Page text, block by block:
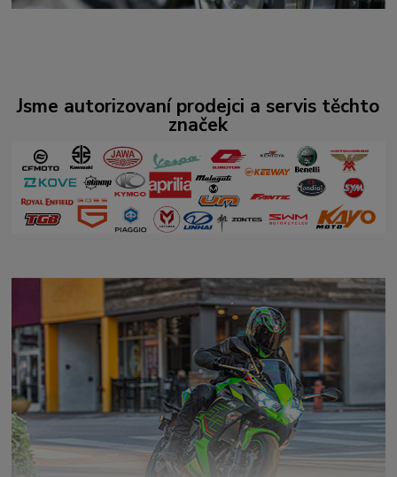
Jsme autorizovaní prodejci a servis těchto
značek